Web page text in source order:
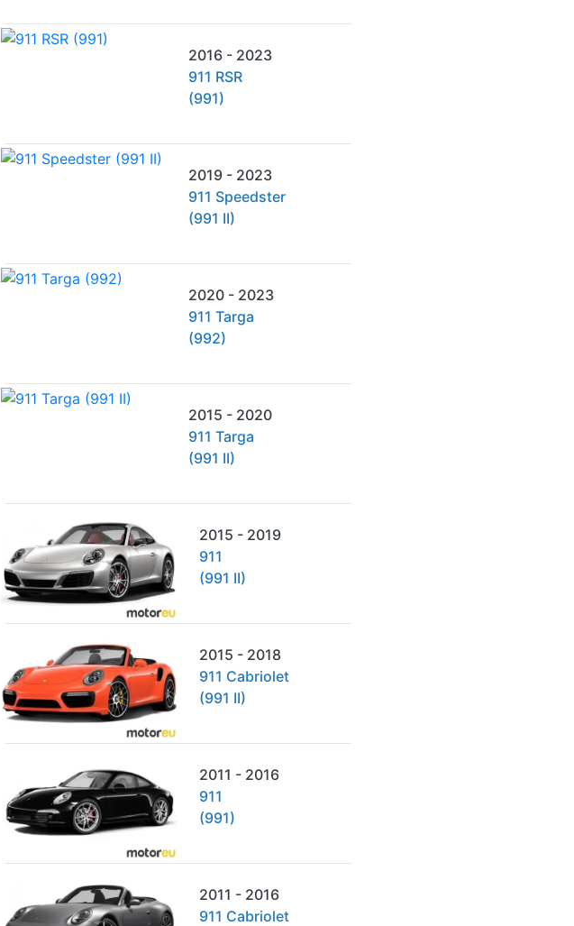
2016 - 2023
911 RSR
(991)
2019 - 2023
911 Speedster
(991 II)
2020 - 2023
911 Targa
(992)
2015 - 2020
911 Targa
(991 II)
2015 - 2019
911
(991 II)
2015 - 2018
911 Cabriolet
(991 II)
2011 - 2016
911
(991)
2011 - 2016
911 Cabriolet